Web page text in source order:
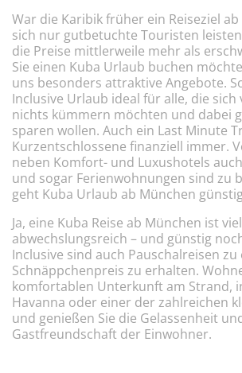
War die Karibik früher ein Reiseziel
sich nur gutbetuchte Touristen
die Preise mittlerweile mehr als
Sie einen Kuba Urlaub buchen
uns besonders attraktive Angebote.
Inclusive Urlaub ideal für alle, die
nichts kümmern möchten und dabei
sparen wollen. Auch ein Last Minute
Kurzentschlossene finanziell immer.
neben Komfort- und Luxushotels
und sogar Ferienwohnungen sind zu
geht Kuba Urlaub ab München
Ja, eine Kuba Reise ab München ist
abwechslungsreich – und günstig
Inclusive sind auch Pauschalreisen zu
Schnäppchenpreis zu erhalten.
komfortablen Unterkunft am Strand,
Havanna oder einer der zahlreichen
und genießen Sie die Gelassenheit
Gastfreundschaft der Einwohner.